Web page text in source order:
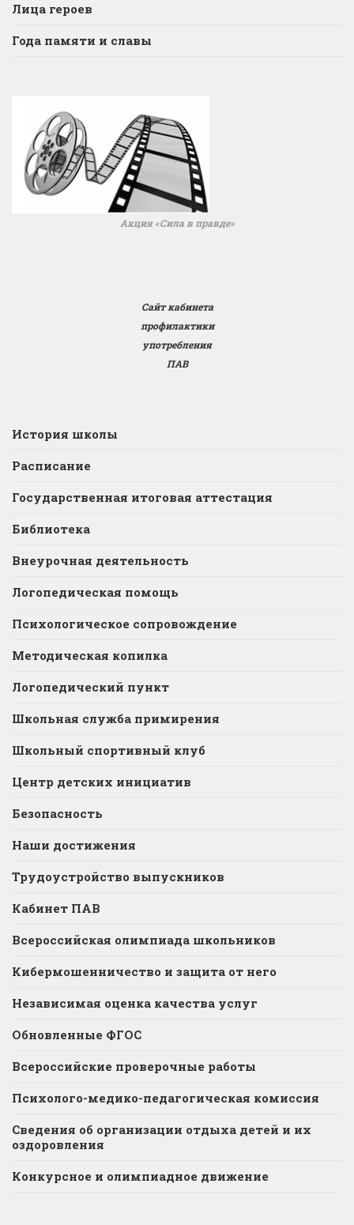
Лица героев
Года памяти и славы
Акция «Сила в правде»
Сайт кабинета
профилактики
употребления
ПАВ
История школы
Расписание
Государственная итоговая аттестация
Библиотека
Внеурочная деятельность
Логопедическая помощь
Психологическое сопровождение
Методическая копилка
Логопедический пункт
Школьная служба примирения
Школьный спортивный клуб
Центр детских инициатив
Безопасность
Наши достижения
Трудоустройство выпускников
Кабинет ПАВ
Всероссийская олимпиада школьников
Кибермошенничество и защита от него
Независимая оценка качества услуг
Обновленные ФГОС
Всероссийские проверочные работы
Психолого-медико-педагогическая комиссия
Сведения об организации отдыха детей и их
оздоровления
Конкурсное и олимпиадное движение